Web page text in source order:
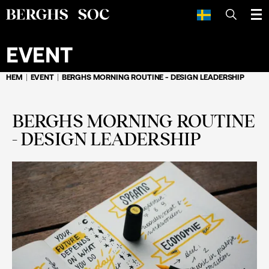
SÖK
EVENT
HEM EVENT BERGHS MORNING ROUTINE - DESIGN LEADERSHIP
BERGHS MORNING ROUTINE
- DESIGN LEADERSHIP